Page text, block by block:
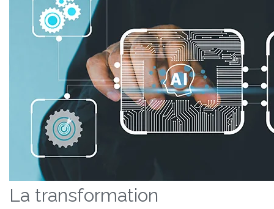
La transformation